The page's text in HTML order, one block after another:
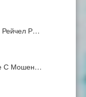
Рейчел Р…
С Мошен…